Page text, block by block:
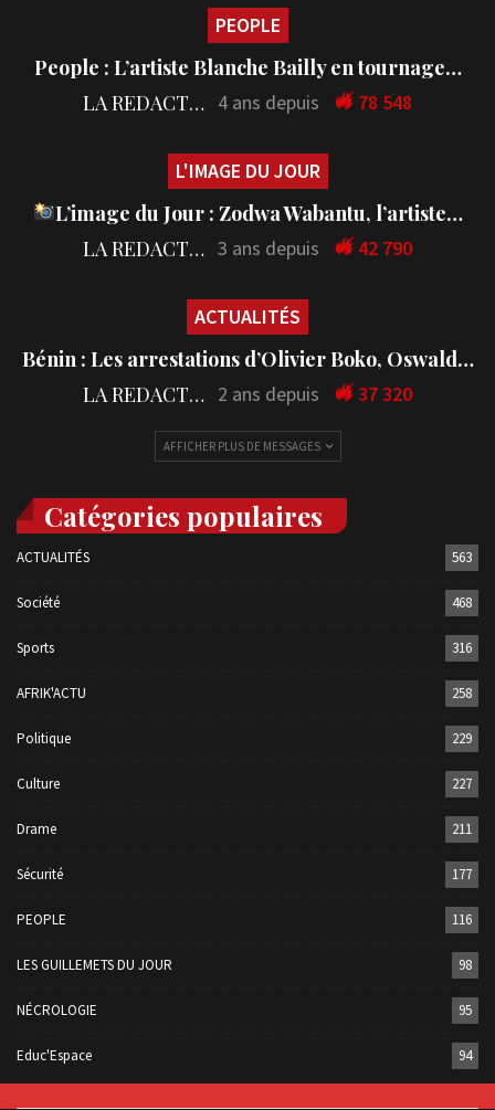
PEOPLE
People : L’artiste Blanche Bailly en tournage…
LA REDACTION 4 ans depuis 78 548
L'IMAGE DU JOUR
L’image du Jour : Zodwa Wabantu, l’artiste…
LA REDACTION 3 ans depuis 42 790
ACTUALITÉS
Bénin : Les arrestations d’Olivier Boko, Oswald…
LA REDACTION 2 ans depuis 37 320
AFFICHER PLUS DE MESSAGES
Catégories populaires
ACTUALITÉS 563
Société 468
Sports 316
AFRIK'ACTU 258
Politique 229
Culture 227
Drame 211
Sécurité 177
PEOPLE 116
LES GUILLEMETS DU JOUR 98
NÉCROLOGIE 95
Educ'Espace 94